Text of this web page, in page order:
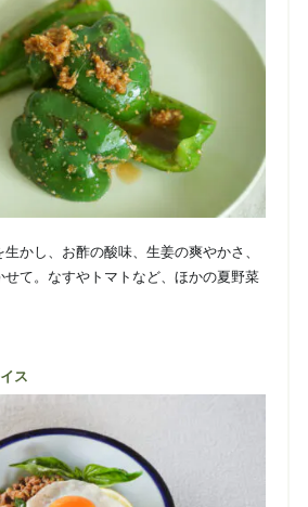
かし、お酢の酸味、生姜の爽やかさ、
せて。なすやトマトなど、ほかの夏野菜
ス